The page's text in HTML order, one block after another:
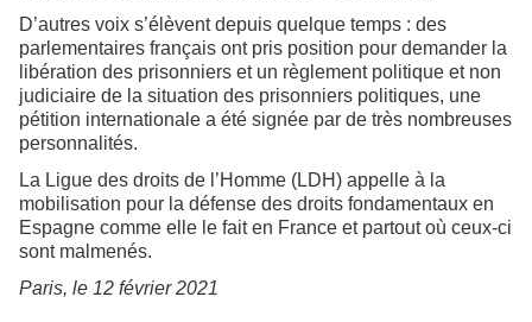
D’autres voix s’élèvent depuis quelque temps : des
parlementaires français ont pris position pour demander la
libération des prisonniers et un règlement politique et non
judiciaire de la situation des prisonniers politiques, une
pétition internationale a été signée par de très nombreuses
personnalités.
La Ligue des droits de l’Homme (LDH) appelle à la
mobilisation pour la défense des droits fondamentaux en
Espagne comme elle le fait en France et partout où ceux-ci
sont malmenés.
Paris, le 12 février 2021